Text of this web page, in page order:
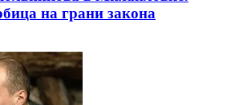
на грани закона